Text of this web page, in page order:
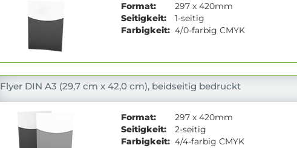
Format:
297 x 420mm
Seitigkeit:
1-seitig
Farbigkeit:4/0-farbig CMYK
Flyer DIN A3 (29,7 cm x 42,0 cm), beidseitig bedruckt
Format:
297 x 420mm
Seitigkeit:
2-seitig
Farbigkeit:4/4-farbig CMYK